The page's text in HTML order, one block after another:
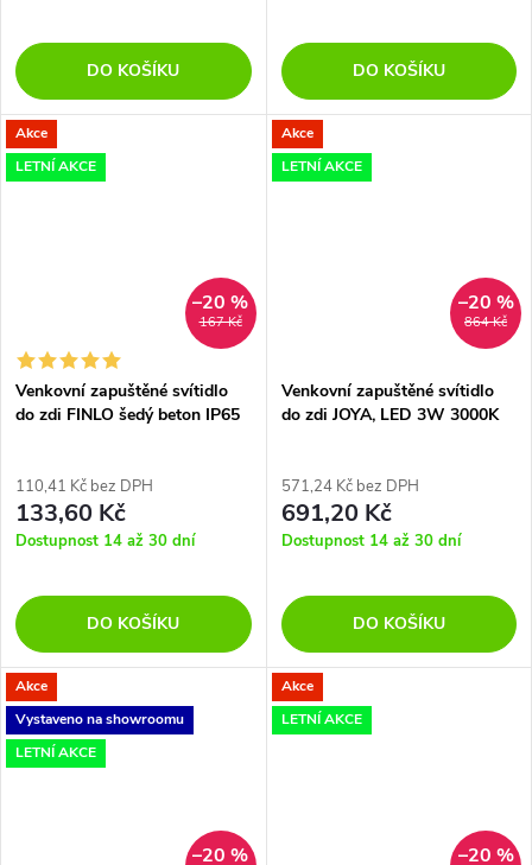
DO KOŠÍKU DO KOŠÍKU
Akce
LETNÍ AKCE
167 Kč
–20 %
Venkovní zapuštěné svítidlo
do zdi FINLO šedý beton IP65
110,41 Kč bez DPH
133,60 Kč
Dostupnost 14 až 30 dní
DO KOŠÍKU
Akce
LETNÍ AKCE
864 Kč
–20 %
Venkovní zapuštěné svítidlo
do zdi JOYA, LED 3W 3000K
571,24 Kč bez DPH
691,20 Kč
Dostupnost 14 až 30 dní
DO KOŠÍKU
Akce
Vystaveno na showroomu
LETNÍ AKCE
–20 %
Akce
LETNÍ AKCE
–20 %